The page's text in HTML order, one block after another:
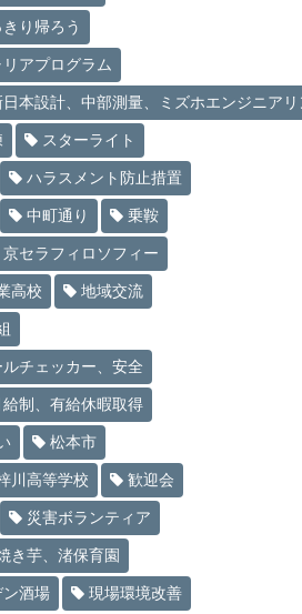
り帰ろう
アプログラム
本設計、中部測量、ミズホエンジニアリ
スターライト
ハラスメント防止措置
中町通り 乗鞍
セラフィロソフィー
高校 地域交流
チェッカー、安全
制、有給休暇取得
松本市
川高等学校 歓迎会
災害ボランティア
き芋、渚保育園
酒場 現場環境改善